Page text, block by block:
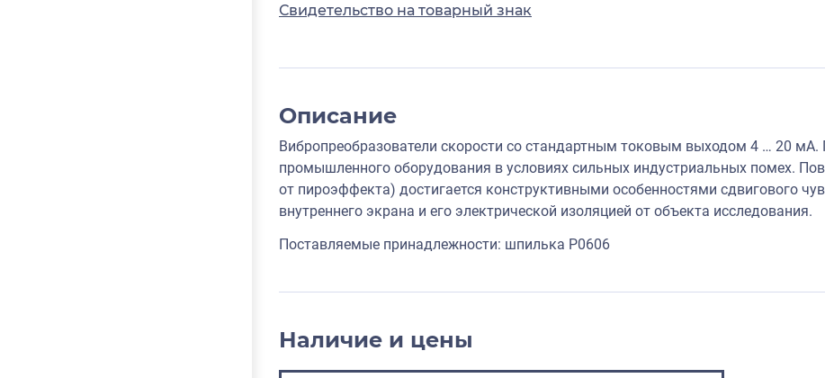
Свидетельство на товарный знак
Описание
Вибропреобразователи скорости со стандартным токовым выходом 4 … 20
промышленного оборудования в условиях сильных индустриальных помех.
от пироэффекта) достигается конструктивными особенностями сдвигового
внутреннего экрана и его электрической изоляцией от объекта исследования.
Поставляемые принадлежности: шпилька P0606
Наличие и цены